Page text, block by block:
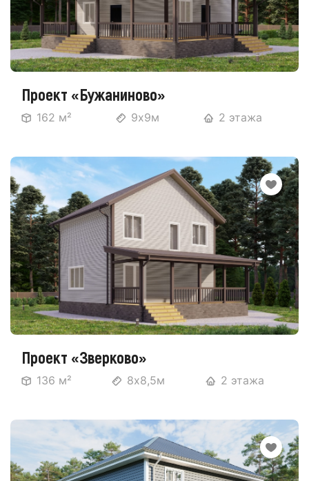
Проект «Бужаниново»
162 м² 9х9м 2 этажа
Проект «Зверково»
136 м² 8х8,5м 2 этажа